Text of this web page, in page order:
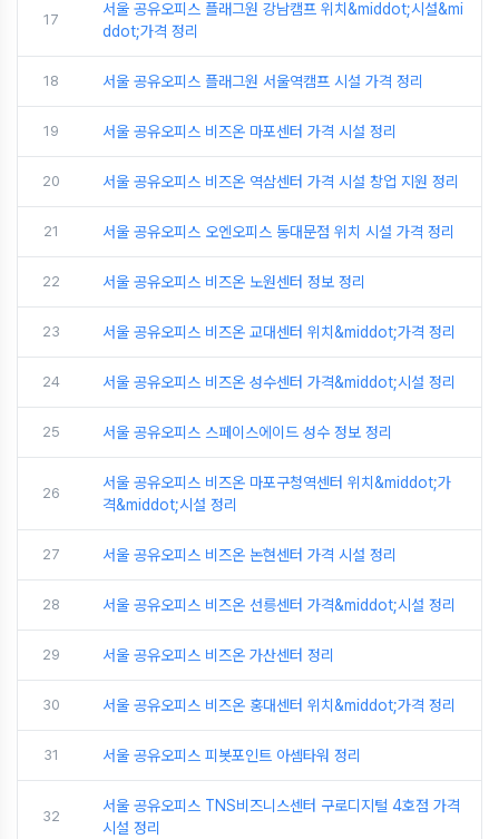
17
서울 공유오피스 플래그원 강남캠프 위치&middot;시설&mi
ddot;가격 정리
18 서울 공유오피스 플래그원 서울역캠프 시설 가격 정리
19 서울 공유오피스 비즈온 마포센터 가격 시설 정리
20 서울 공유오피스 비즈온 역삼센터 가격 시설 창업 지원 정리
21 서울 공유오피스 오엔오피스 동대문점 위치 시설 가격 정리
22 서울 공유오피스 비즈온 노원센터 정보 정리
23 서울 공유오피스 비즈온 교대센터 위치&middot;가격 정리
24 서울 공유오피스 비즈온 성수센터 가격&middot;시설 정리
25 서울 공유오피스 스페이스에이드 성수 정보 정리
26
서울 공유오피스 비즈온 마포구청역센터 위치&middot;가
격&middot;시설 정리
27 서울 공유오피스 비즈온 논현센터 가격 시설 정리
28 서울 공유오피스 비즈온 선릉센터 가격&middot;시설 정리
29 서울 공유오피스 비즈온 가산센터 정리
30 서울 공유오피스 비즈온 홍대센터 위치&middot;가격 정리
31 서울 공유오피스 피봇포인트 아셈타워 정리
32
서울 공유오피스 TNS비즈니스센터 구로디지털 4호점 가격
시설 정리